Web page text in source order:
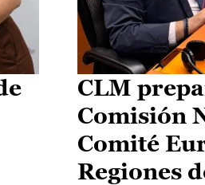
CLM
Comisión
Comité
Regiones